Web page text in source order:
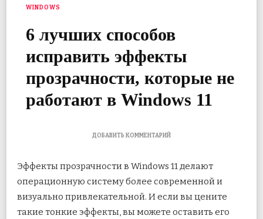
WINDOWS
6 лучших способов
исправить эффекты
прозрачности, которые не
работают в Windows 11
ДОБАВИТЬ КОММЕНТАРИЙК
ЛУЧШИХ
ИСПРАВИТЬ
ЭФФЕКТЫ
КОТОРЫЕ
Эффекты прозрачности в Windows 11 делают
операционную систему более современной и
визуально привлекательной. И если вы цените
такие тонкие эффекты, вы можете оставить его